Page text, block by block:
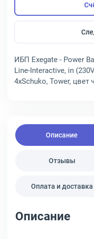
ИБП Exegate - Power
Line-Interactive, in
4xSchuko, Tower, цвет
Описание
Отзывы
Оплата и доставка
Описание